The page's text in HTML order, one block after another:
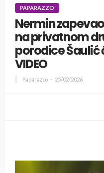
PAPARAZZO
Nermin
na privatnom
porodice Šaulić
VIDEO
Paparazzo 25/02/2026